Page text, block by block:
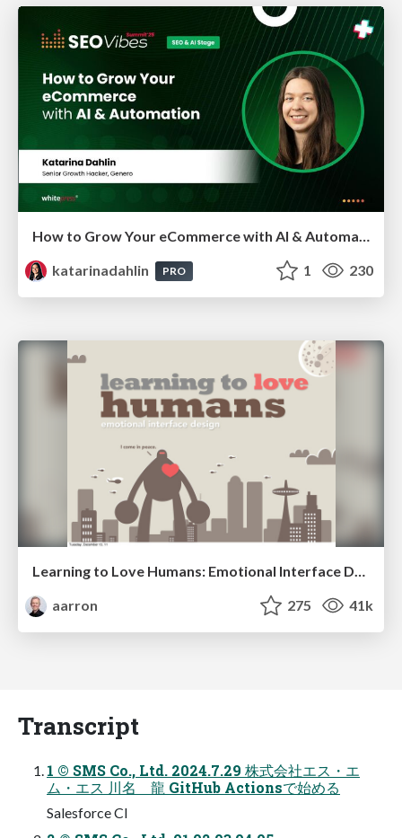
How to Grow Your eCommerce with AI & Automation
katarinadahlin
PRO 1 230
aarron
275 41k
Transcript
1 © SMS Co., Ltd. 2024.7.29 株式会社エス・エ
ム・エス 川名 龍 GitHub Actionsで始める
Salesforce CI